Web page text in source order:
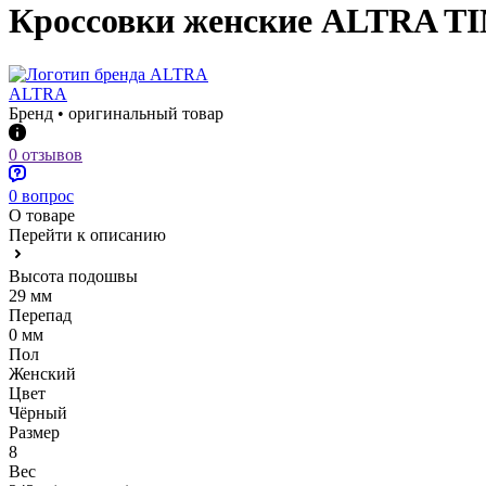
Кроссовки женские ALTRA
ALTRA
Бренд • оригинальный товар
0 отзывов
0 вопрос
О товаре
Перейти к описанию
Высота подошвы
29 мм
Перепад
0 мм
Пол
Женский
Цвет
Чёрный
Размер
8
Вес